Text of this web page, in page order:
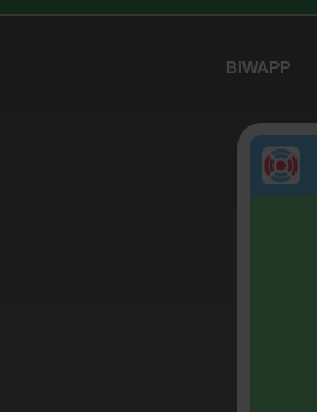
BIWAPP